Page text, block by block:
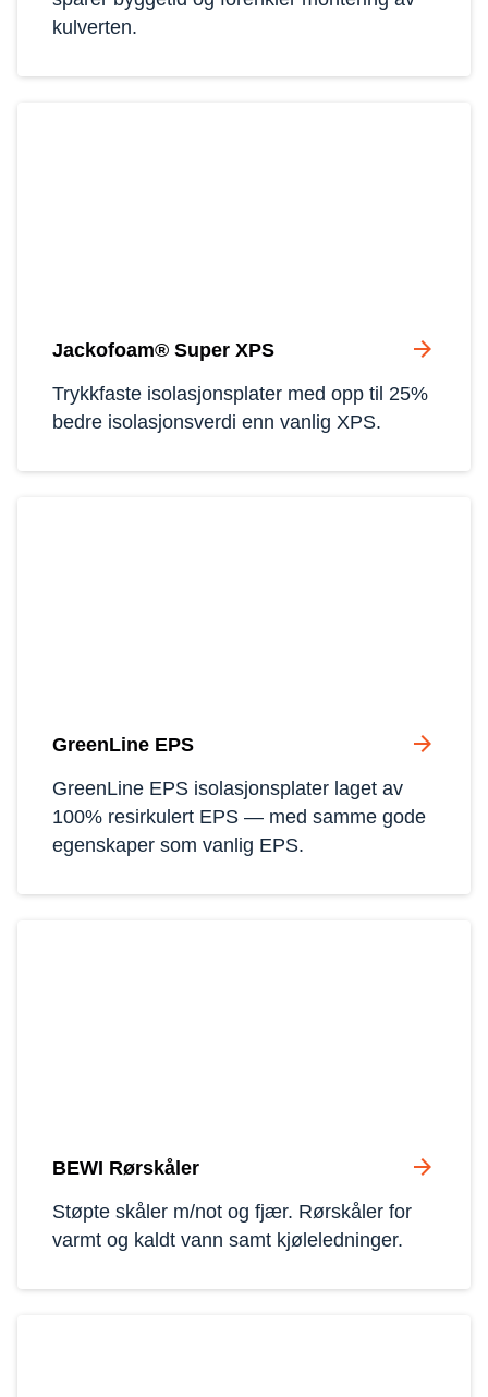
kulverten.
Jackofoam® Super XPS arrow_forward
Trykkfaste isolasjonsplater med opp til 25%
bedre isolasjonsverdi enn vanlig XPS.
GreenLine EPS arrow_forward
GreenLine EPS isolasjonsplater laget av
100% resirkulert EPS — med samme gode
egenskaper som vanlig EPS.
BEWI Rørskåler arrow_forward
Støpte skåler m/not og fjær. Rørskåler for